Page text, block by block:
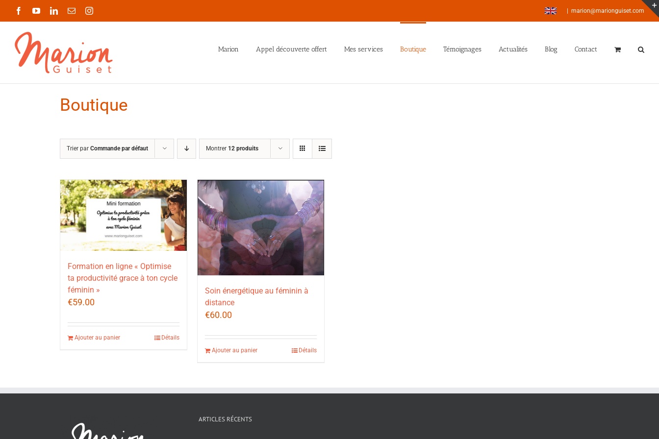
Passer
FacebookYouTubeLinkedIn
EmailInstagram marion@marionguiset.com
Marion Appel découverte offert Mes services Boutique Témoignages Actualités Blog Contact
Boutique
Trier par Commande par défaut Montrer 12 produits
Formation en ligne « Optimise
ta productivité grace à ton cycle
féminin »
€59.00
Ajouter au panier Détails
Soin énergétique au féminin à
distance
€60.00
Ajouter au panier Détails
ARTICLES RÉCENTS